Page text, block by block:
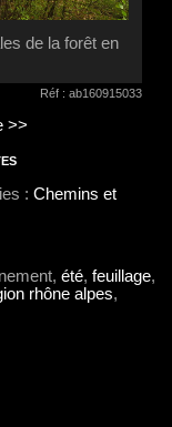
de la forêt en
Réf : ab160915033
>>
: Chemins et
été, feuillage,
rhône alpes,